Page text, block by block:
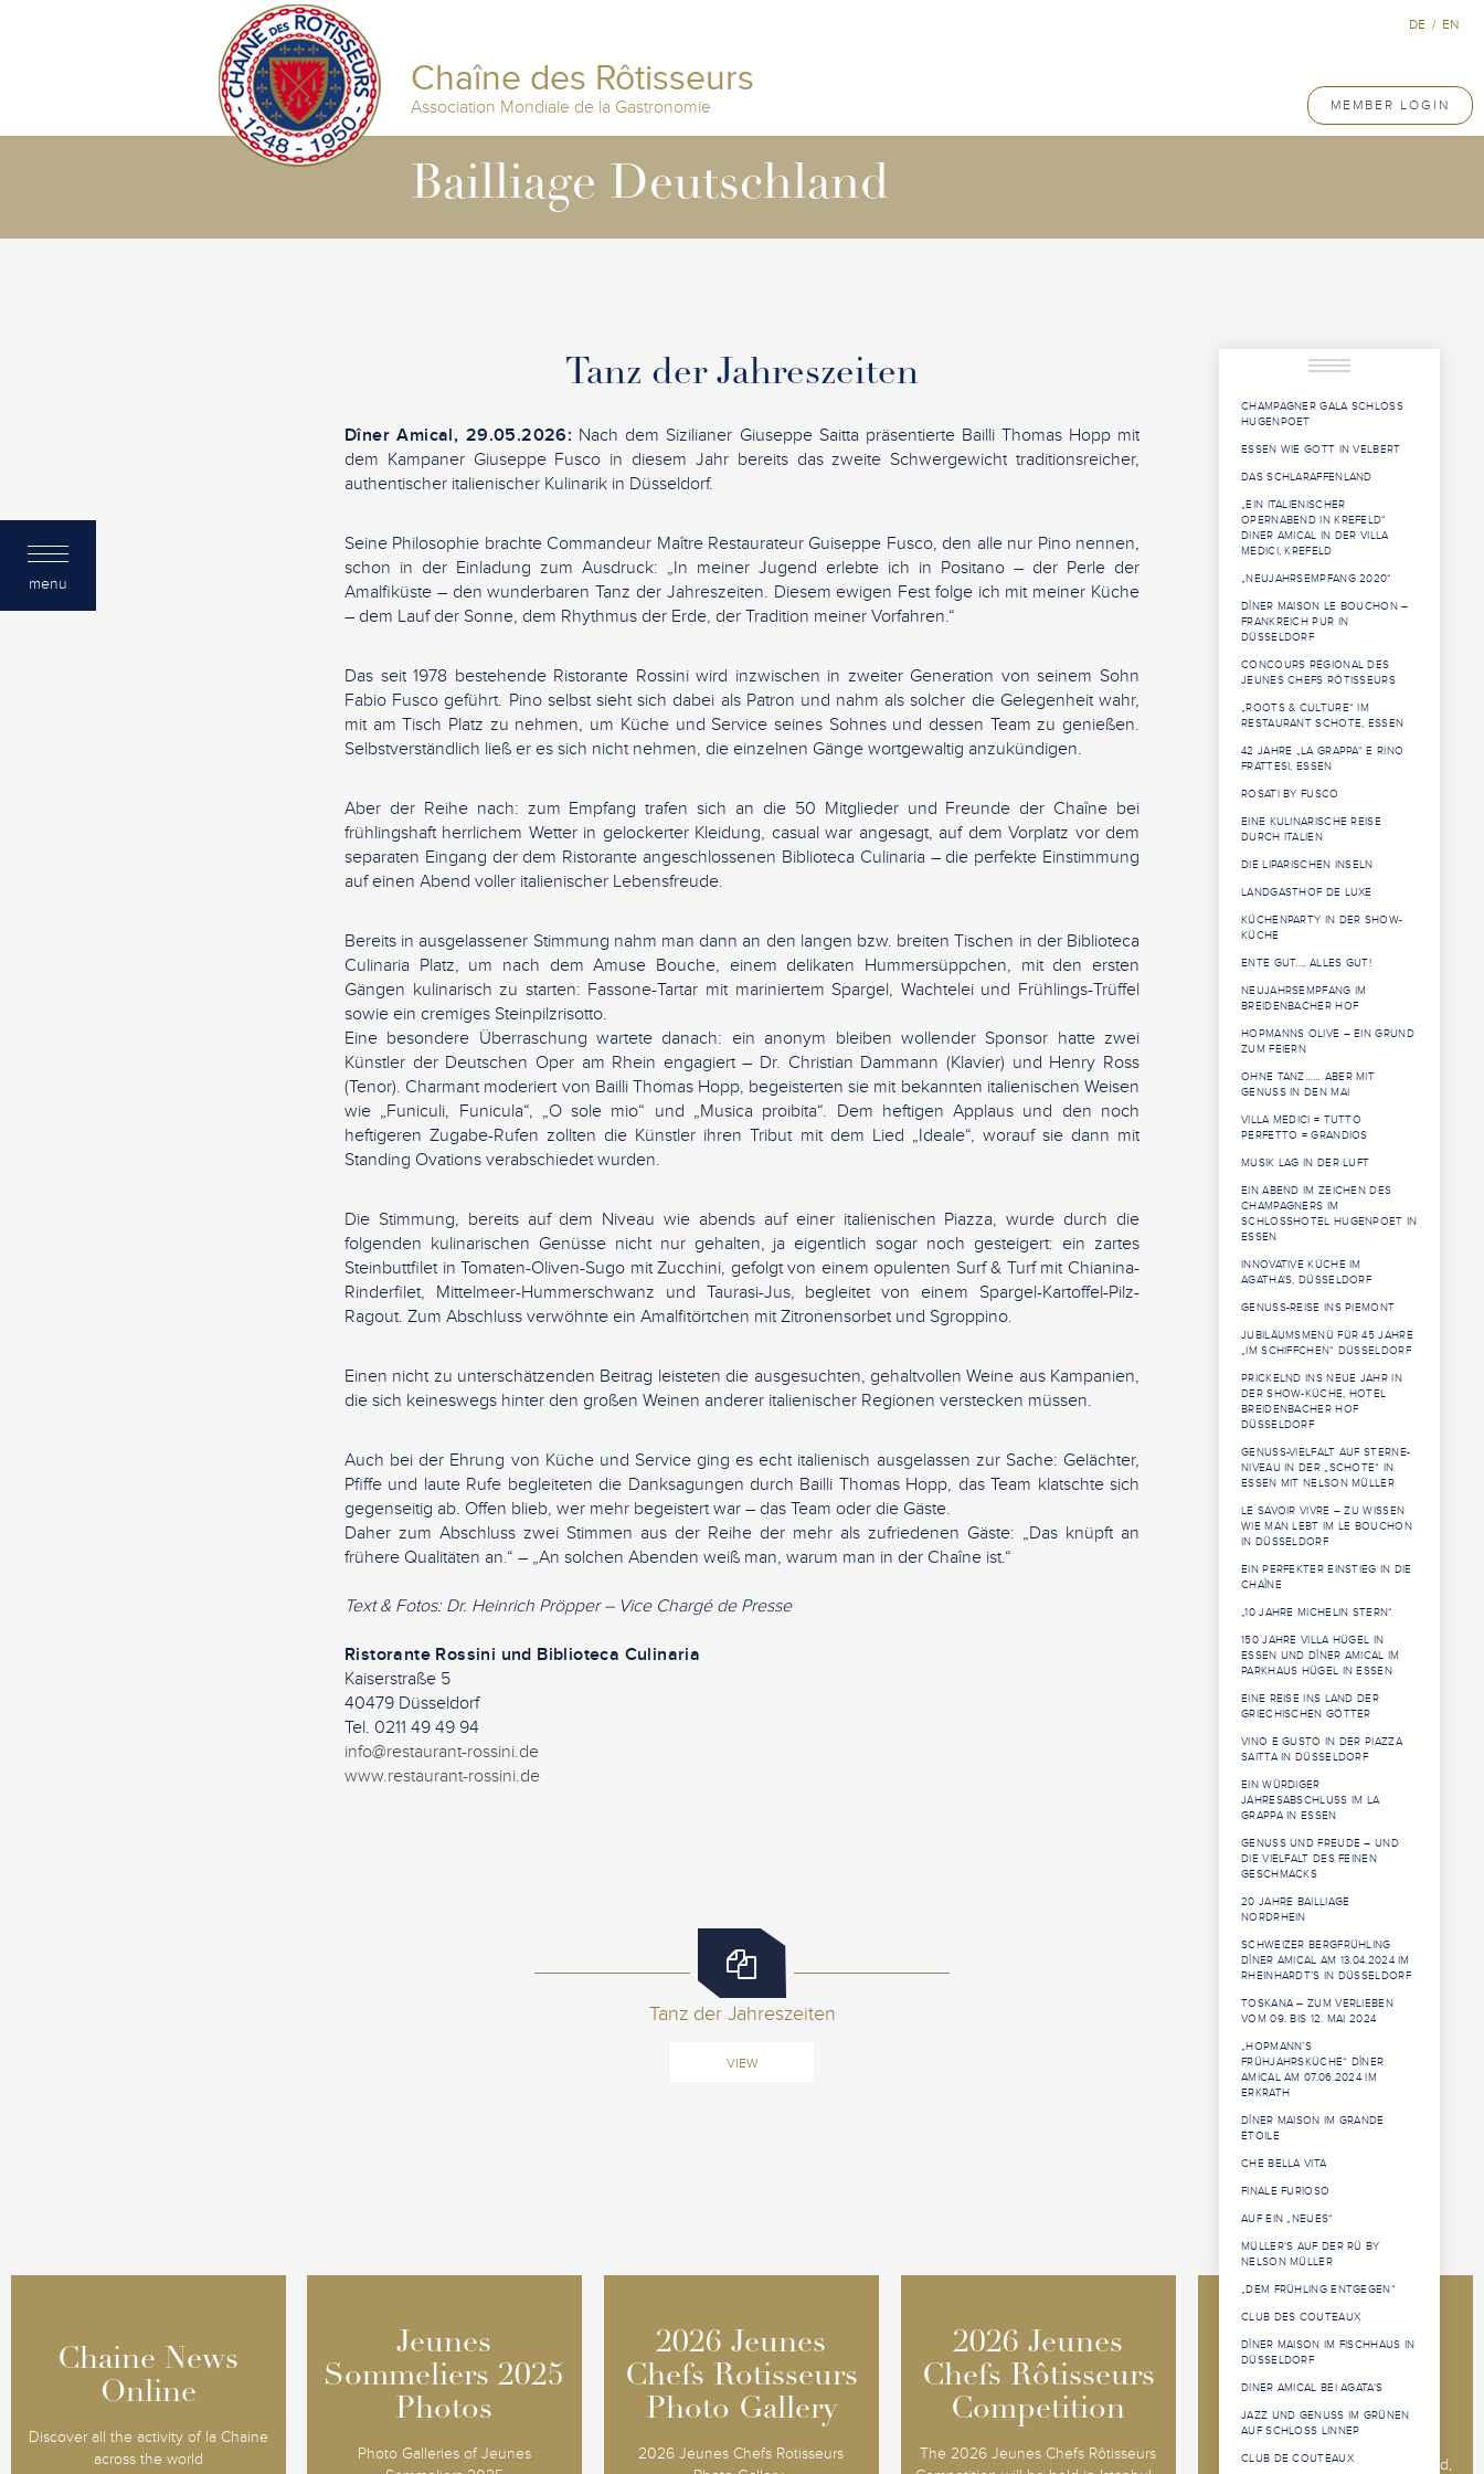
menu
Chaîne des Rôtisseurs
Association Mondiale de la Gastronomie MEMBER LOGIN
DE / EN
Bailliage Deutschland
Tanz der Jahreszeiten
Dîner Amical, 29.05.2026: Nach dem Sizilianer Giuseppe Saitta präsentierte Bailli Thomas Hopp mit
dem Kampaner Giuseppe Fusco in diesem Jahr bereits das zweite Schwergewicht traditionsreicher,
authentischer italienischer Kulinarik in Düsseldorf.
Seine Philosophie brachte Commandeur Maître Restaurateur Guiseppe Fusco, den alle nur Pino nennen,
schon in der Einladung zum Ausdruck: „In meiner Jugend erlebte ich in Positano – der Perle der
Amalfiküste – den wunderbaren Tanz der Jahreszeiten. Diesem ewigen Fest folge ich mit meiner Küche
– dem Lauf der Sonne, dem Rhythmus der Erde, der Tradition meiner Vorfahren.“
Das seit 1978 bestehende Ristorante Rossini wird inzwischen in zweiter Generation von seinem Sohn
Fabio Fusco geführt. Pino selbst sieht sich dabei als Patron und nahm als solcher die Gelegenheit wahr,
mit am Tisch Platz zu nehmen, um Küche und Service seines Sohnes und dessen Team zu genießen.
Selbstverständlich ließ er es sich nicht nehmen, die einzelnen Gänge wortgewaltig anzukündigen.
Aber der Reihe nach: zum Empfang trafen sich an die 50 Mitglieder und Freunde der Chaîne bei
frühlingshaft herrlichem Wetter in gelockerter Kleidung, casual war angesagt, auf dem Vorplatz vor dem
separaten Eingang der dem Ristorante angeschlossenen Biblioteca Culinaria – die perfekte Einstimmung
auf einen Abend voller italienischer Lebensfreude.
Bereits in ausgelassener Stimmung nahm man dann an den langen bzw. breiten Tischen in der Biblioteca
Culinaria Platz, um nach dem Amuse Bouche, einem delikaten Hummersüppchen, mit den ersten
Gängen kulinarisch zu starten: Fassone-Tartar mit mariniertem Spargel, Wachtelei und Frühlings-Trüffel
sowie ein cremiges Steinpilzrisotto.
Eine besondere Überraschung wartete danach: ein anonym bleiben wollender Sponsor hatte zwei
Künstler der Deutschen Oper am Rhein engagiert – Dr. Christian Dammann (Klavier) und Henry Ross
(Tenor). Charmant moderiert von Bailli Thomas Hopp, begeisterten sie mit bekannten italienischen Weisen
wie „Funiculi, Funicula“, „O sole mio“ und „Musica proibita“. Dem heftigen Applaus und den noch
heftigeren Zugabe-Rufen zollten die Künstler ihren Tribut mit dem Lied „Ideale“, worauf sie dann mit
Standing Ovations verabschiedet wurden.
Die Stimmung, bereits auf dem Niveau wie abends auf einer italienischen Piazza, wurde durch die
folgenden kulinarischen Genüsse nicht nur gehalten, ja eigentlich sogar noch gesteigert: ein zartes
Steinbuttfilet in Tomaten-Oliven-Sugo mit Zucchini, gefolgt von einem opulenten Surf & Turf mit Chianina-
Rinderfilet, Mittelmeer-Hummerschwanz und Taurasi-Jus, begleitet von einem Spargel-Kartoffel-Pilz-
Ragout. Zum Abschluss verwöhnte ein Amalfitörtchen mit Zitronensorbet und Sgroppino.
Einen nicht zu unterschätzenden Beitrag leisteten die ausgesuchten, gehaltvollen Weine aus Kampanien,
die sich keineswegs hinter den großen Weinen anderer italienischer Regionen verstecken müssen.
Auch bei der Ehrung von Küche und Service ging es echt italienisch ausgelassen zur Sache: Gelächter,
Pfiffe und laute Rufe begleiteten die Danksagungen durch Bailli Thomas Hopp, das Team klatschte sich
gegenseitig ab. Offen blieb, wer mehr begeistert war – das Team oder die Gäste.
Daher zum Abschluss zwei Stimmen aus der Reihe der mehr als zufriedenen Gäste: „Das knüpft an
frühere Qualitäten an.“ – „An solchen Abenden weiß man, warum man in der Chaîne ist.“
Text & Fotos: Dr. Heinrich Pröpper – Vice Chargé de Presse
Ristorante Rossini und Biblioteca Culinaria
Kaiserstraße 5
40479 Düsseldorf
Tel. 0211 49 49 94
info@restaurant-rossini.de
www.restaurant-rossini.de
Tanz der Jahreszeiten
VIEW
CHAMPAGNER GALA SCHLOSS
HUGENPOET
ESSEN WIE GOTT IN VELBERT
DAS SCHLARAFFENLAND
„EIN ITALIENISCHER
OPERNABEND IN KREFELD“
DINER AMICAL IN DER VILLA
MEDICI, KREFELD
„NEUJAHRSEMPFANG 2020“
DÎNER MAISON LE BOUCHON –
FRANKREICH PUR IN
DÜSSELDORF
CONCOURS RÉGIONAL DES
JEUNES CHEFS RÔTISSEURS
„ROOTS & CULTURE“ IM
RESTAURANT SCHOTE, ESSEN
42 JAHRE „LA GRAPPA“ E RINO
FRATTESI, ESSEN
ROSATI BY FUSCO
EINE KULINARISCHE REISE
DURCH ITALIEN
DIE LIPARISCHEN INSELN
LANDGASTHOF DE LUXE
KÜCHENPARTY IN DER SHOW-
KÜCHE
ENTE GUT..., ALLES GUT!
NEUJAHRSEMPFANG IM
BREIDENBACHER HOF
HOPMANNS OLIVE – EIN GRUND
ZUM FEIERN
OHNE TANZ…… ABER MIT
GENUSS IN DEN MAI
VILLA MEDICI = TUTTO
PERFETTO = GRANDIOS
MUSIK LAG IN DER LUFT
EIN ABEND IM ZEICHEN DES
CHAMPAGNERS IM
SCHLOSSHOTEL HUGENPOET IN
ESSEN
INNOVATIVE KÜCHE IM
AGATHA‘S, DÜSSELDORF
GENUSS-REISE INS PIEMONT
JUBILÄUMSMENÜ FÜR 45 JAHRE
„IM SCHIFFCHEN“ DÜSSELDORF
PRICKELND INS NEUE JAHR IN
DER SHOW-KÜCHE, HOTEL
BREIDENBACHER HOF
DÜSSELDORF
GENUSS-VIELFALT AUF STERNE-
NIVEAU IN DER „SCHOTE“ IN
ESSEN MIT NELSON MÜLLER
LE SAVOIR VIVRE – ZU WISSEN
WIE MAN LEBT IM LE BOUCHON
IN DÜSSELDORF
EIN PERFEKTER EINSTIEG IN DIE
CHAÎNE
„10 JAHRE MICHELIN STERN“
150 JAHRE VILLA HÜGEL IN
ESSEN UND DÎNER AMICAL IM
PARKHAUS HÜGEL IN ESSEN
EINE REISE INS LAND DER
GRIECHISCHEN GÖTTER
VINO E GUSTO IN DER PIAZZA
SAITTA IN DÜSSELDORF
EIN WÜRDIGER
JAHRESABSCHLUSS IM LA
GRAPPA IN ESSEN
GENUSS UND FREUDE – UND
DIE VIELFALT DES FEINEN
GESCHMACKS
20 JAHRE BAILLIAGE
NORDRHEIN
SCHWEIZER BERGFRÜHLING
DÎNER AMICAL AM 13.04.2024 IM
RHEINHARDT’S IN DÜSSELDORF
TOSKANA – ZUM VERLIEBEN
VOM 09. BIS 12. MAI 2024
„HOPMANN’S
FRÜHJAHRSKÜCHE“ DÎNER
AMICAL AM 07.06.2024 IM
ERKRATH
DÎNER MAISON IM GRANDE
ÉTOILE
CHE BELLA VITA
FINALE FURIOSO
AUF EIN „NEUES“
MÜLLER‘S AUF DER RÜ BY
NELSON MÜLLER
„DEM FRÜHLING ENTGEGEN“
CLUB DES COUTEAUX
DÎNER MAISON IM FISCHHAUS IN
DÜSSELDORF
DINER AMICAL BEI AGATA‘S
JAZZ UND GENUSS IM GRÜNEN
AUF SCHLOSS LINNEP
CLUB DE COUTEAUX
Chaine News
Online
Discover all the activity of la Chaine
across the world
Chaine News
Online
Jeunes
Sommeliers 2025
Photos
Photo Galleries of Jeunes
Jeunes
Sommeliers 2025
Photos
2026 Jeunes
Chefs Rotisseurs
Photo Gallery
2026 Jeunes Chefs Rotisseurs
2026 Jeunes
Chefs Rotisseurs
Photo Gallery
2026 Jeunes
Chefs Rôtisseurs
Competition
The 2026 Jeunes Chefs Rôtisseurs
2026 Jeunes
Chefs Rôtisseurs
Competition
2026 Jeunes
Sommeliers
Competition
Competition will be held in Båstad,
2026 Jeunes
Sommeliers
Competition